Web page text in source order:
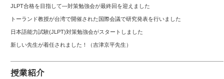
JLPT合格を目指して—対策勉強会が最終回を迎えました
トーランド教授が台湾で開催された国際会議で研究発表を行いました
日本語能力試験(JLPT)対策勉強会がスタートしました
新しい先生が着任されました！（吉津京平先生）
授業紹介